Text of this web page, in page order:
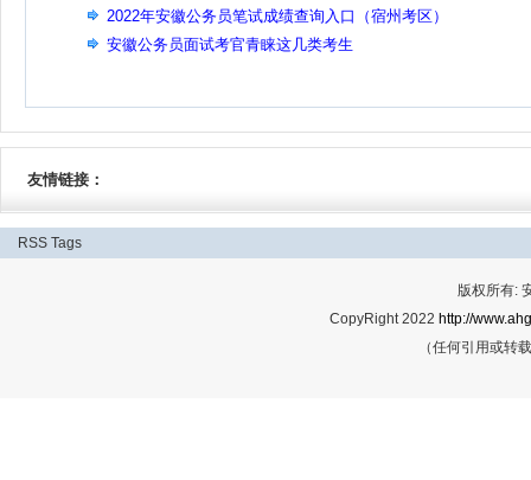
2022年安徽公务员笔试成绩查询入口（宿州考区）
安徽公务员面试考官青睐这几类考生
友情链接：
RSS Tags
版权所有:
CopyRight 2022 http://
（任何引用或转